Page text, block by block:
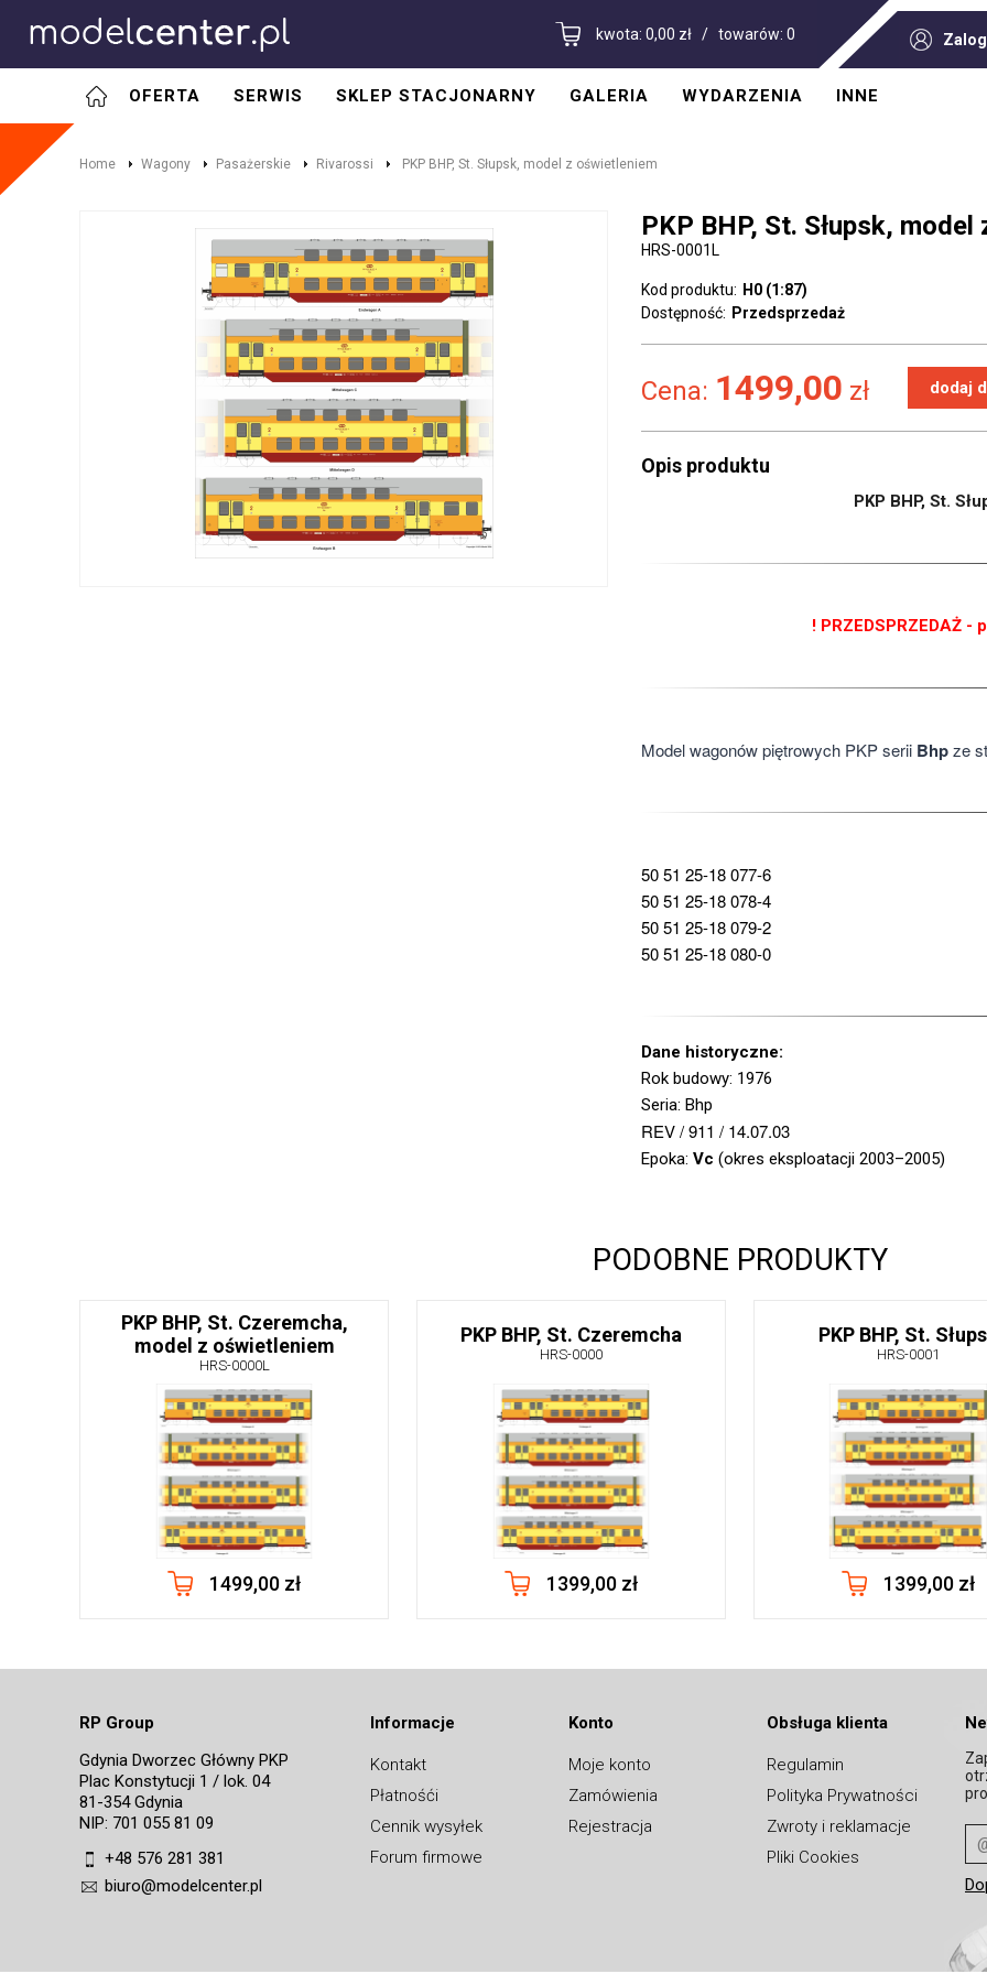
kwota: 0,00 zł / towarów: 0
OFERTA SERWIS SKLEP STACJONARNY GALERIA WYDARZENIA INNE
Home Wagony Pasażerskie Rivarossi PKP BHP, St. Słupsk, model z oświetleniem
PKP BHP, St. Słupsk,
HRS-0001L
Kod produktu: H0 (1:87)
Dostępność: Przedsprzedaż
Cena: 1499,00 zł
Opis produktu
PKP BHP, St.
! PRZEDSPRZEDAŻ -
Model wagonów piętrowych PKP serii Bhpze
50 51 25-18 077-6
50 51 25-18 078-4
50 51 25-18 079-2
50 51 25-18 080-0
Dane historyczne:
Rok budowy: 1976
Seria: Bhp
REV / 911 / 14.07.03
Epoka: Vc (okres eksploatacji 2003–2005)
PODOBNE PRODUKTY
PKP BHP, St. Czeremcha,
model z oświetleniem
HRS-0000L
1499,00 zł
PKP BHP, St. Czeremcha
HRS-0000
1399,00 zł
PKP BHP, St.
HRS-0001
1399,00 zł
RP Group
Gdynia Dworzec Główny PKP
Plac Konstytucji 1 / lok. 04
81-354 Gdynia
NIP: 701 055 81 09
+48 576 281 381
biuro@modelcenter.pl
Informacje
Kontakt
Płatnośći
Cennik wysyłek
Forum firmowe
Konto
Moje konto
Zamówienia
Rejestracja
Obsługa klienta
Regulamin
Polityka Prywatności
Zwroty i reklamacje
Pliki Cookies